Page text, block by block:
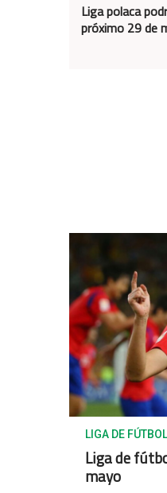
Liga polaca
próximo 29 de
LIGA DE
Liga de
mayo